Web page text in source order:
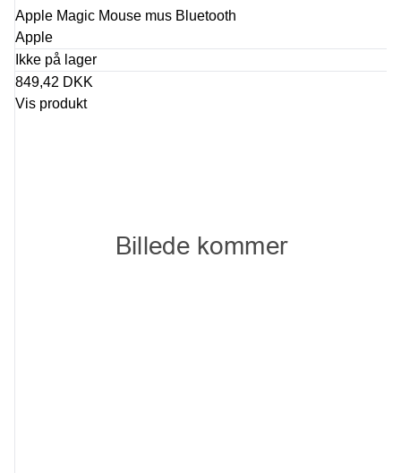
Apple Magic Mouse mus Bluetooth
Apple
Ikke på lager
849,42 DKK
Vis produkt